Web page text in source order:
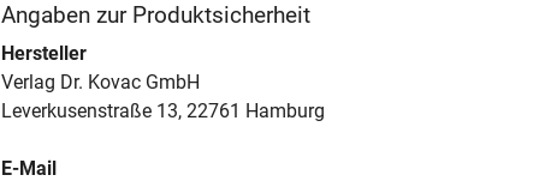
Angaben zur Produktsicherheit
Hersteller
Verlag Dr. Kovac GmbH
Leverkusenstraße 13, 22761 Hamburg
E-Mail